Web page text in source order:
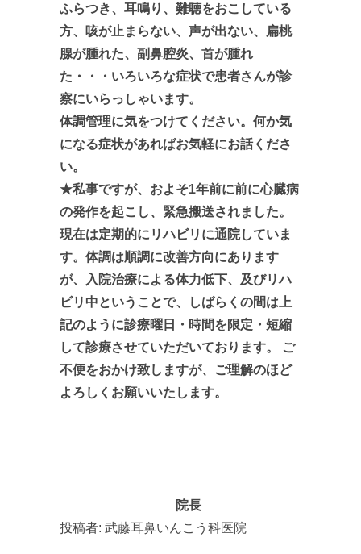
ふらつき、耳鳴り、難聴をおこしている
方、咳が止まらない、声が出ない、扁桃
腺が腫れた、副鼻腔炎、首が腫れ
た・・・いろいろな症状で患者さんが診
察にいらっしゃいます。
体調管理に気をつけてください。何か気
になる症状があればお気軽にお話くださ
い。
★私事ですが、およそ1年前に前に心臓病
の発作を起こし、緊急搬送されました。
現在は定期的にリハビリに通院していま
す。体調は順調に改善方向にあります
が、入院治療による体力低下、及びリハ
ビリ中ということで、しばらくの間は上
記のように診療曜日・時間を限定・短縮
して診療させていただいております。 ご
不便をおかけ致しますが、ご理解のほど
よろしくお願いいたします。
院長
投稿者: 武藤耳鼻いんこう科医院